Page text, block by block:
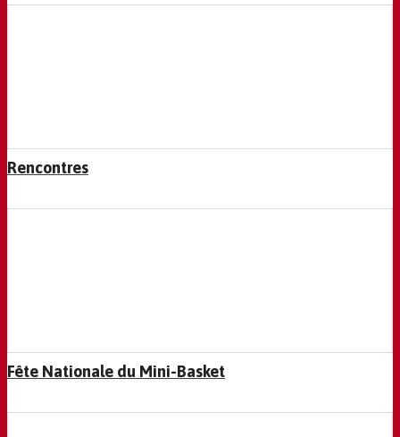
Rencontres
Fête Nationale du Mini-Basket